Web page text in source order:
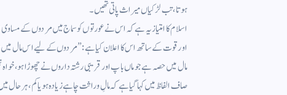
ہوتا ، تب لڑکیاں میراث پاتی تھیں ۔
اسلام کا امتیاز یہ ہے کہ اس نے عورتوں کو سماج میں مردوں کے
اورقوت کے ساتھ اس کا اعلان کیا ہے : ” مردوں کے لیے اس مال
صاف الفاظ میں کہا گیا ہے کہ مالِ وراثت چاہے زیادہ ہو یا کم ، ہر